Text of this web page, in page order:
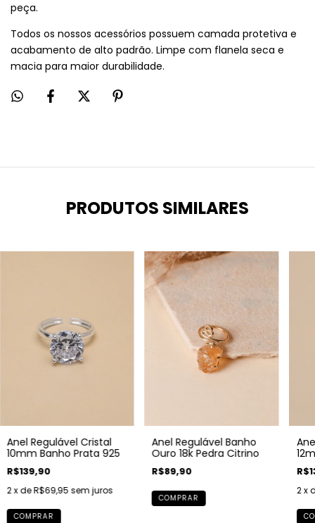
peça.
Todos os nossos acessórios possuem camada protetiva e
acabamento de alto padrão. Limpe com flanela seca e
macia para maior durabilidade.
PRODUTOS SIMILARES
Anel Regulável Cristal
10mm Banho Prata 925
R$139,90
2x deR$69,95 sem juros
COMPRAR
Anel Regulável Banho
Ouro 18k Pedra Citrino
R$89,90
COMPRAR
2 x